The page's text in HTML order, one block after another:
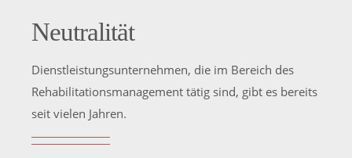
Neutralität
Dienstleistungsunternehmen, die im Bereich des
Rehabilitationsmanagement tätig sind, gibt es bereits
seit vielen Jahren.